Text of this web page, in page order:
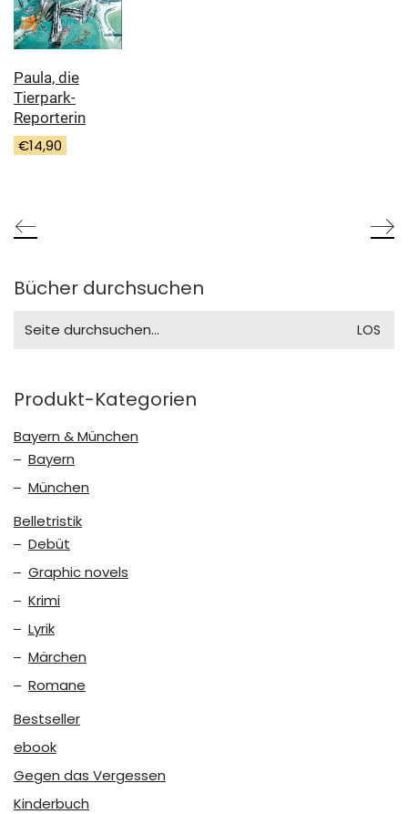
Paula, die
Tierpark-
Reporterin
€14,90
Bücher durchsuchen
for:
Produkt-Kategorien
Bayern & München
Bayern
München
Belletristik
Debüt
Graphic novels
Krimi
Lyrik
Märchen
Romane
Bestseller
ebook
Gegen das Vergessen
Kinderbuch